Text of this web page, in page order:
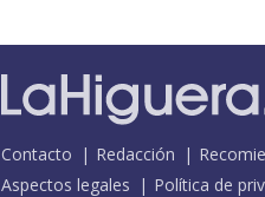
Contacto Redacción
Aspectos legales
Política de